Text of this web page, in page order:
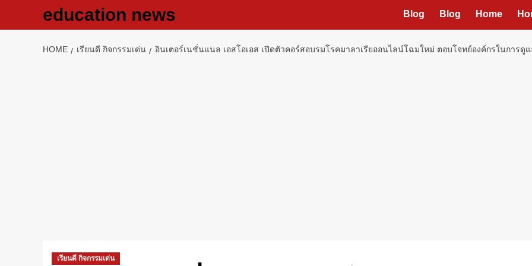
education news Blog Blog Home
HOME เรียนดี กิจกรรมเด่น อินเตอร์เนชั่นแนล เอสโอเอส เปิดตัวคอร์สอบรมโรคมาลาเรียออนไลน์โฉมใหม่ ตอบโจทย์องค์กรในการ
เรียนดี กิจกรรมเด่น